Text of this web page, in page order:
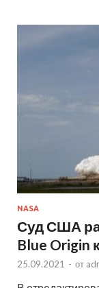
NASA
Суд США
Blue Origin
25.09.2021 - от